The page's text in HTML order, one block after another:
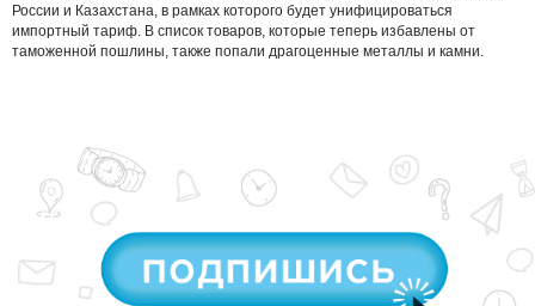
России и Казахстана, в рамках которого будет унифицироваться
импортный тариф. В список товаров, которые теперь избавлены от
таможенной пошлины, также попали драгоценные металлы и камни.